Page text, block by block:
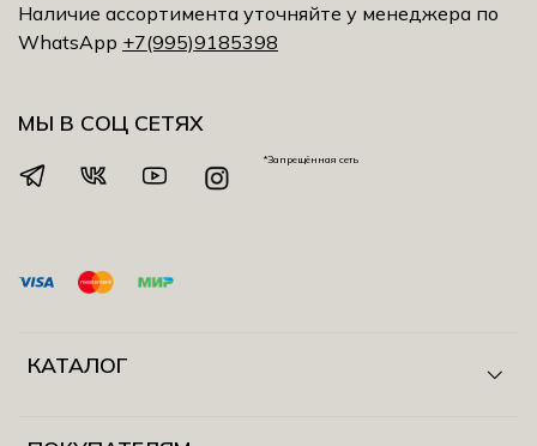
КАТАЛОГ
Наличие ассортимента уточняйте у менеджера по
WhatsApp +7(995)9185398
МЫ В СОЦ СЕТЯХ
*Запрещённая сеть